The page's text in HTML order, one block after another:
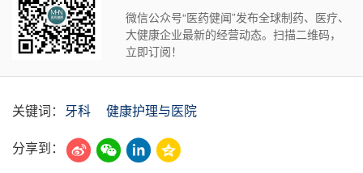
微信公众号“医药健闻”发布全球制药、医疗、
大健康企业最新的经营动态。扫描二维码，
立即订阅！
关键词： 牙科
健康护理与医院
分享到：